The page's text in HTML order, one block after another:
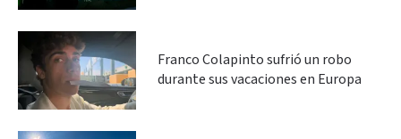
Franco Colapinto sufrió un robo
durante sus vacaciones en Europa